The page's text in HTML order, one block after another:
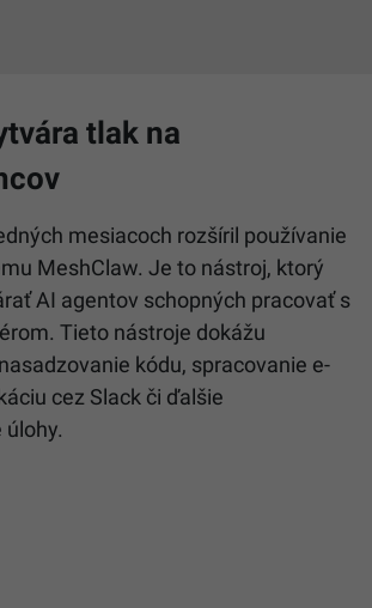
tlak na
mesiacoch rozšíril používanie
MeshClaw. Je to nástroj, ktorý
AI agentov schopných pracovať s
Tieto nástroje dokážu
kódu, spracovanie e-
cez Slack či ďalšie